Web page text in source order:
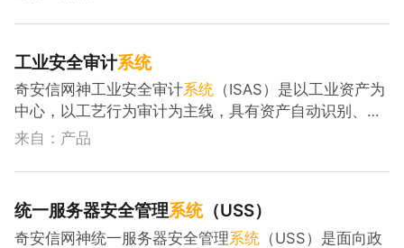
知、风险预警和事件通报、网络安全事件协同处置和协
调指挥等六大功能，为监管部门打造网络空间安全的一
体化的综合治理体系，实现区域网信工作 “一体化指
挥”，推动社会治理体系和治理能力现代化。
工业安全审计系统
奇安信网神工业安全审计系统 （ISAS）是以工业资产为
中心，以工艺行为审计为主线，具有资产自动识别、漏
洞无损发现、工业协议合规审计、工艺异常行为分析等
企业对生产网进行威胁发现和持续风险监测，还能作为
工业安全 态势感知与管理平台的专业工控探针，为其提
供持续安全检测与审计数据。
来自：产品
统一服务器安全管理系统（USS）
奇安信网神统一服务器安全管理系统 （USS）是面向政